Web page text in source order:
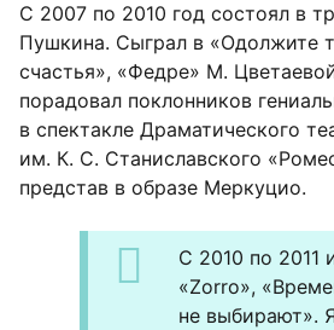
С 2007 по 2010 год состоял в
Пушкина. Сыграл в «Одолжите
счастья», «Федре» М.
порадовал поклонников
в спектакле Драматического
им. К. С. Станиславского
представ в образе Меркуцио.
С 2010 по 2011
«Zorro»,
не выбирают».